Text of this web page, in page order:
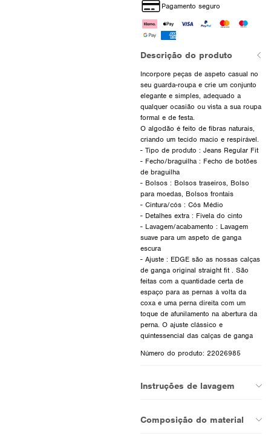
Pagamento seguro
Descrição do produto
Incorpore peças de aspeto casual no
seu guarda-roupa e crie um conjunto
elegante e simples, adequado a
qualquer ocasião ou vista a sua roupa
formal e de festa.
O algodão é feito de fibras naturais,
criando um tecido macio e respirável.
- Tipo de produto : Jeans Regular Fit
- Fecho/braguilha : Fecho de botões
de braguilha
- Bolsos : Bolsos traseiros, Bolso
para moedas, Bolsos frontais
- Cintura/cós : Cós Médio
- Detalhes extra : Fivela do cinto
- Lavagem/acabamento : Lavagem
suave para um aspeto de ganga
escura
- Ajuste : EDGE são as nossas calças
de ganga original straight fit . São
feitas com a quantidade certa de
espaço para as pernas à volta da
coxa e uma perna direita com um
toque de afunilamento na abertura da
perna. O ajuste clássico e
quintessencial das calças de ganga
Número do produto: 22026985
Instruções de lavagem
Composição do material